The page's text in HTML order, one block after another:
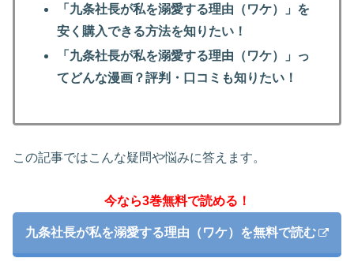
「九条社長が私を溺愛する理由（ワケ）」を
安く購入できる方法を知りたい！
「九条社長が私を溺愛する理由（ワケ）」っ
てどんな漫画？評判・口コミも知りたい！
この記事ではこんな疑問や悩みに答えます。
今なら3巻無料で読める！
九条社長が私を溺愛する理由（ワケ）を無料で読む